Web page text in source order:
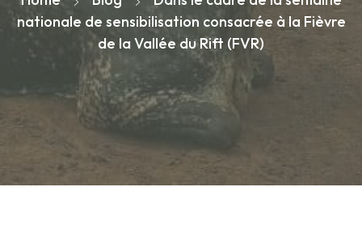
nationale de sensibilisation consacrée à la Fièvre
de la Vallée du Rift (FVR)